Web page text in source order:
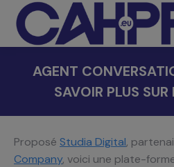
AGENT
SAVOIR PLUS
Proposé Studia Digital,
Company, voici une plate-